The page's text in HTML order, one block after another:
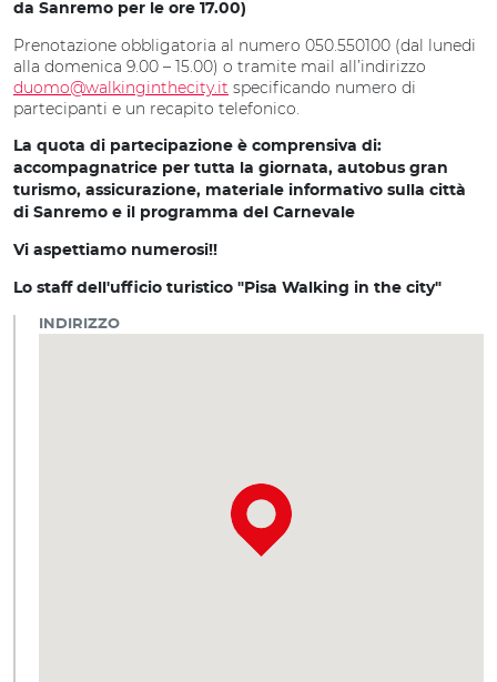
da Sanremo per le ore 17.00)
Prenotazione obbligatoria al numero 050.550100 (dal lunedi
alla domenica 9.00 – 15.00) o tramite mail all’indirizzo
duomo@walkinginthecity.it specificando numero di
partecipanti e un recapito telefonico.
La quota di partecipazione è comprensiva di:
accompagnatrice per tutta la giornata, autobus gran
turismo, assicurazione, materiale informativo sulla città
di Sanremo e il programma del Carnevale
Vi aspettiamo numerosi!!
Lo staff dell'ufficio turistico "Pisa Walking in the city"
INDIRIZZO